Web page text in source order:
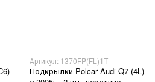
Артикул: 1370FP(FL)1T
Подкрылки Polcar Audi Q7 (4L)